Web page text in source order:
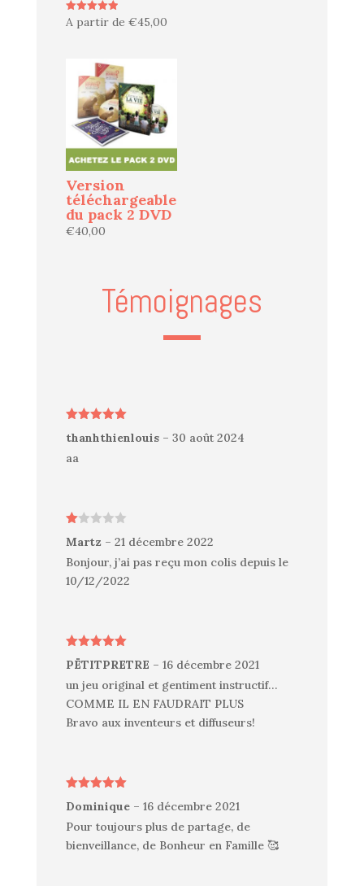
Note
5.00
A partir de €45,00
Version
téléchargeable
du pack 2 DVD
€40,00
Témoignages
5
thanhthienlouis – 30 août 2024
aa
ot
e
1
s
Martz – 21 décembre 2022
Bonjour, j’ai pas reçu mon colis depuis le
10/12/2022
Note
5
PËTITPRETRE – 16 décembre 2021
un jeu original et gentiment instructif…
COMME IL EN FAUDRAIT PLUS
Bravo aux inventeurs et diffuseurs!
5
Dominique – 16 décembre 2021
Pour toujours plus de partage, de
bienveillance, de Bonheur en Famille 🥰